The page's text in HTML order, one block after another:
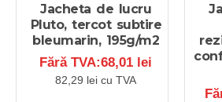
Jacheta de lucru
Pluto, tercot subtire
bleumarin, 195g/m2
Fără TVA:68,01 lei
82,29 lei cu TVA